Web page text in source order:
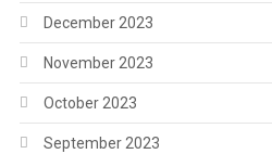
December 2023
November 2023
October 2023
September 2023